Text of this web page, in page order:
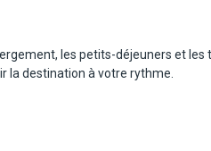
les petits-déjeuners et
la destination à votre rythme.
arrivée à Lisbonne, laissez-vous
explorez la féérie de Sintra